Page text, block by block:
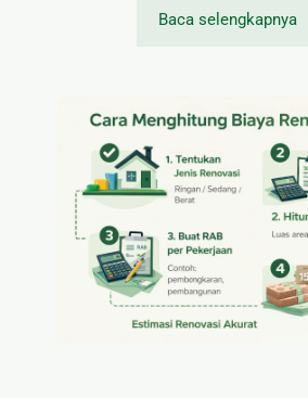
Baca selengkapnya